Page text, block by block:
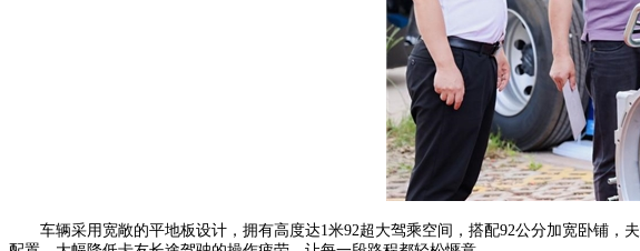
车辆采用宽敞的平地板设计，拥有高度达1米92超大驾乘空间，搭配92公分加宽卧铺